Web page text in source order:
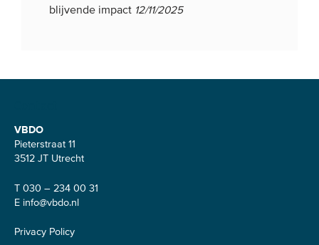
blijvende impact 12/11/2025
VBDO
Pieterstraat 11
3512 JT Utrecht
T 030 – 234 00 31
E info@vbdo.nl
Privacy Policy